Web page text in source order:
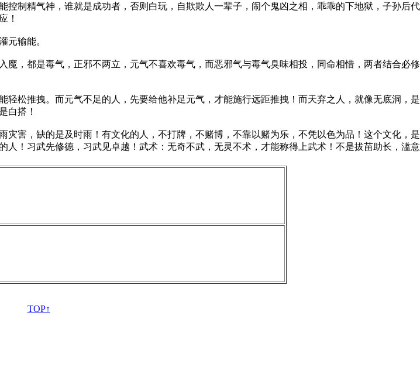
精气神，谁就是成功者，否则白玩，自欺欺人一辈子，闹个鬼凶之相，乖乖的下地狱，子孙后代
！
输能。
都是毒气，正邪不两立，元气不喜欢毒气，而恶邪气与毒气臭味相投，同命相惜，两者结合必修
推拽。而元气不足的人，先要给他补足元气，才能施行远距推拽！而天弃之人，就像无底洞，是
白搭！
，缺的是及时雨！有文化的人，不打牌，不赌博，不靠以赌为乐，不凭以色为品！这个文化，是
！习武先修德，习武见卓越！武术：无奇不武，无灵不术，才能称得上武术！不是拔苗助长，滥意
TOP↑